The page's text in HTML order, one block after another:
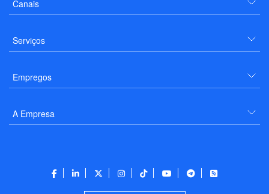
Canais
Serviços
Empregos
A Empresa